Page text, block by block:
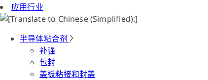
应用行业
半导体粘合剂
补强
包封
盖板粘接和封盖